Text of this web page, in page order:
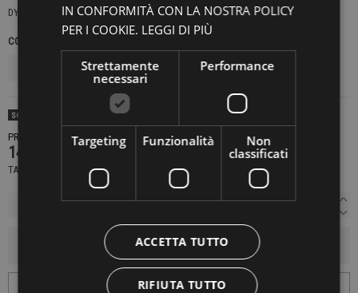
DYLAN
COLORE
SOLD OUT
PRODOTTO NON DISPONIBILE CONTATTACI PER SAPERE DI PIÙ
146,30 €
TASSE INCLUSE
AGGIUNGI AL CARRELLO
IN CONFORMITÀ CON LA NOSTRA POLICY
PER I COOKIE. LEGGI DI PIÙ
Strettamente
necessari
Performance
Targeting Funzionalità
Non
classificati
ACCETTA TUTTO
RIFIUTA TUTTO